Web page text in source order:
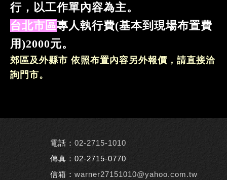
行，以工作單內容為主。
台北市區專人執行費(基本到現場布置費
用)2000元。
郊區及外縣市 依照布置內容另外報價，請直接洽
詢門市。
電話： 02-2715-1010
傳真：02-2715-0770
信箱： warner27151010@yahoo.com.tw